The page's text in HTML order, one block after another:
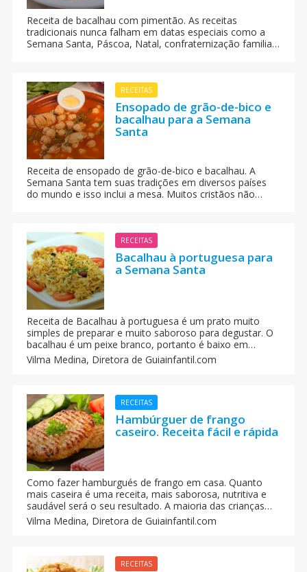
Receita de bacalhau com pimentão. As receitas
tradicionais nunca falham em datas especiais como a
Semana Santa, Páscoa, Natal, confraternização familiar
pais para filhos, como a receita desse delicioso
Bacalhau com pimentões.
RECEITAS
Ensopado de grão-de-bico e
bacalhau para a Semana
Santa
Receita de ensopado de grão-de-bico e bacalhau. A
Semana Santa tem suas tradições em diversos países
do mundo e isso inclui a mesa. Muitos cristãos não
gastronomia.
RECEITAS
Bacalhau à portuguesa para
a Semana Santa
Receita de Bacalhau à portuguesa é um prato muito
simples de preparar e muito saboroso para degustar. O
bacalhau é um peixe branco, portanto é baixo em
gorduras. Guiainfantil.com nos oferece uma receita ideal
para as crianças e, além disso, muito tradicional na
Vilma Medina, Diretora de Guiainfantil.com
RECEITAS
Hambúrguer de frango
caseiro. Receita fácil e rápida
Como fazer hamburgués de frango em casa. Quanto
mais caseira é uma receita, mais saborosa, nutritiva e
saudável será o seu resultado. A maioria das crianças
gosta de hambúrguer, e nós podemos fazer um
hambúrguer ainda mais delicioso do que o comprado
Vilma Medina, Diretora de Guiainfantil.com
RECEITAS